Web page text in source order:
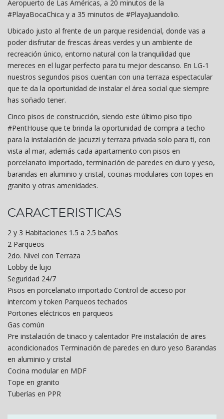
Aeropuerto de Las Américas, a 20 minutos de la
#PlayaBocaChica y a 35 minutos de #PlayaJuandolio.
Ubicado justo al frente de un parque residencial, donde vas a
poder disfrutar de frescas áreas verdes y un ambiente de
recreación único, entorno natural con la tranquilidad que
mereces en el lugar perfecto para tu mejor descanso. En LG-1
nuestros segundos pisos cuentan con una terraza espectacular
que te da la oportunidad de instalar el área social que siempre
has soñado tener.
Cinco pisos de construcción, siendo este último piso tipo
#PentHouse que te brinda la oportunidad de compra a techo
para la instalación de jacuzzi y terraza privada solo para ti, con
vista al mar, además cada apartamento con pisos en
porcelanato importado, terminación de paredes en duro y yeso,
barandas en aluminio y cristal, cocinas modulares con topes en
granito y otras amenidades.
CARACTERISTICAS
2 y 3 Habitaciones 1.5 a 2.5 baños
2 Parqueos
2do. Nivel con Terraza
Lobby de lujo
Seguridad 24/7
Pisos en porcelanato importado Control de acceso por
intercom y token Parqueos techados
Portones eléctricos en parqueos
Gas común
Pre instalación de tinaco y calentador Pre instalación de aires
acondicionados Terminación de paredes en duro yeso Barandas
en aluminio y cristal
Cocina modular en MDF
Tope en granito
Tuberías en PPR